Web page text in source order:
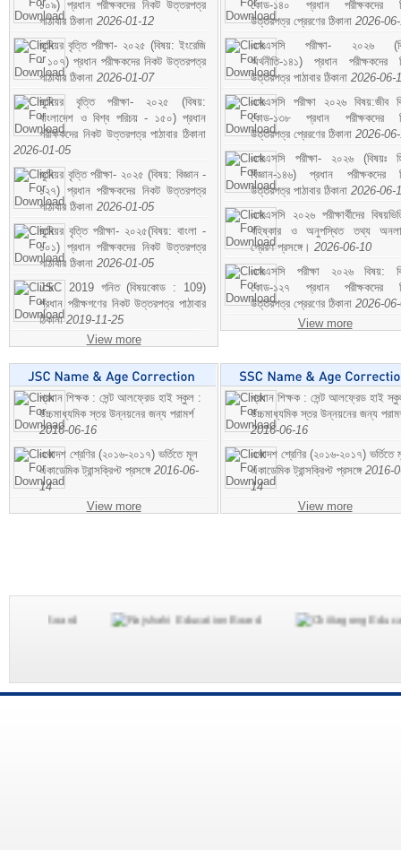
১০৯) প্রধান পরীক্ষকদের নিকট উত্তরপত্র
পাঠাবার ঠিকানা 2026-01-12
জুনিয়র বৃত্তি পরীক্ষা- ২০২৫ (বিষয়: ইংরেজি
- ১০৭) প্রধান পরীক্ষকদের নিকট উত্তরপত্র
পাঠাবার ঠিকানা 2026-01-07
জুনিয়র বৃত্তি পরীক্ষা- ২০২৫ (বিষয়:
বাংলাদেশ ও বিশ্ব পরিচয় - ১৫০) প্রধান
পরীক্ষকদের নিকট উত্তরপত্র পাঠাবার ঠিকানা
2026-01-05
জুনিয়র বৃত্তি পরীক্ষা- ২০২৫ (বিষয়: বিজ্ঞান -
১২৭) প্রধান পরীক্ষকদের নিকট উত্তরপত্র
পাঠাবার ঠিকানা 2026-01-05
জুনিয়র বৃত্তি পরীক্ষা- ২০২৫(বিষয়: বাংলা -
১০১) প্রধান পরীক্ষকদের নিকট উত্তরপত্র
পাঠাবার ঠিকানা 2026-01-05
JSC 2019 গনিত (বিষয়কোড : 109)
প্রধান পরীক্ষগণের নিকট উত্তরপত্র পাঠাবার
ঠিকানা2019-11-25
View more
কোড-১৪০ প্রধান পরীক্ষকদের
উত্তরপত্র প্রেরণের ঠিকানা 2026-
এসএসসি পরীক্ষা- ২০২৬
অর্থনীতি-১৪১) প্রধান পরীক্ষকদের
উত্তরপত্র পাঠাবার ঠিকানা 2026-06-
এসএসসি পরীক্ষা ২০২৬ বিষয়:জীব
কোড-১৩৮ প্রধান পরীক্ষকদের
উত্তরপত্র প্রেরণের ঠিকানা 2026-
এসএসসি পরীক্ষা- ২০২৬ (বিষয়ঃ
বিজ্ঞান-১৪৬) প্রধান পরীক্ষকদের
উত্তরপত্র পাঠাবার ঠিকানা 2026-06-
এসএসসি ২০২৬ পরীক্ষার্থীদের
বহিষ্কার ও অনুপস্থিত তথ্য
প্রেরণ প্রসঙ্গে। 2026-06-10
এসএসসি পরীক্ষা ২০২৬ বিষয়:
কোড-১২৭ প্রধান পরীক্ষকদের
উত্তরপত্র প্রেরণের ঠিকানা 2026-
View more
প্রধান শিক্ষক : সেন্ট আলফ্রেড হাই স্কুল :
উচ্চমাধ্যমিক স্তর উন্নয়নের জন্য পরামর্শ
2016-06-16
একাদশ শ্রেণির (২০১৬-২০১৭) ভর্তিতে মূল
একাডেমিক ট্রান্সক্রিপ্ট প্রসঙ্গে 2016-06-
14
View more
প্রধান শিক্ষক : সেন্ট আলফ্রেড হাই
উচ্চমাধ্যমিক স্তর উন্নয়নের জন্য
2016-06-16
একাদশ শ্রেণির (২০১৬-২০১৭) ভর্তিতে
একাডেমিক ট্রান্সক্রিপ্ট প্রসঙ্গে 2016-
14
View more